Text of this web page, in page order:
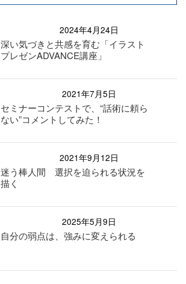
2024年4月24日
深い気づきと共感を育む「イラスト
プレゼンADVANCE講座」
2021年7月5日
セミナーコンテストで、“話術に頼ら
ない”コメントしてみた！
2021年9月12日
迷う棒人間 選択を迫られる状況を
描く
2025年5月9日
自分の弱点は、強みに変えられる